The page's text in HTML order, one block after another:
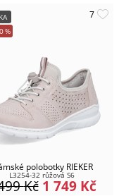
%
polobotky RIEKER
L3254-32 růžová S6
1 749 Kč
Kč